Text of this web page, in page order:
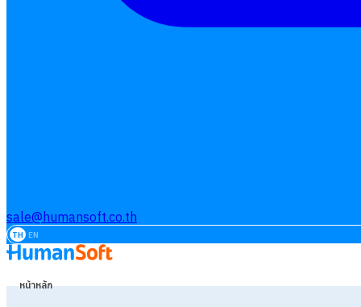
sale@humansoft.co.th
TH EN
หน้าหลัก